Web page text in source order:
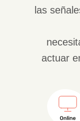
las
actuar